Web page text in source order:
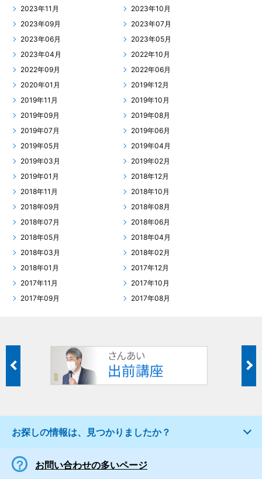
2023年11月
2023年10月
2023年09月
2023年07月
2023年06月
2023年05月
2023年04月
2022年10月
2022年09月
2022年06月
2020年01月
2019年12月
2019年11月
2019年10月
2019年09月
2019年08月
2019年07月
2019年06月
2019年05月
2019年04月
2019年03月
2019年02月
2019年01月
2018年12月
2018年11月
2018年10月
2018年09月
2018年08月
2018年07月
2018年06月
2018年05月
2018年04月
2018年03月
2018年02月
2018年01月
2017年12月
2017年11月
2017年10月
2017年09月
2017年08月
お探しの情報は、見つかりましたか？
お問い合わせの多いページ